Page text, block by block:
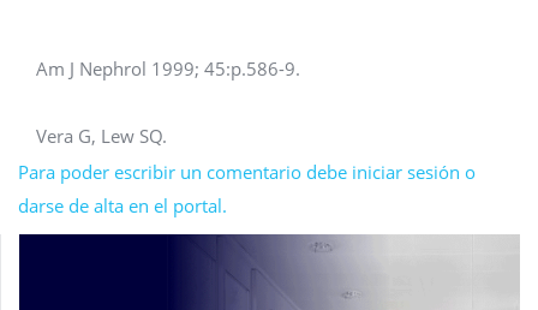
Am J Nephrol 1999; 45:p.586-9.
Vera G, Lew SQ.
Para poder escribir un comentario debe iniciar sesión o
darse de alta en el portal.